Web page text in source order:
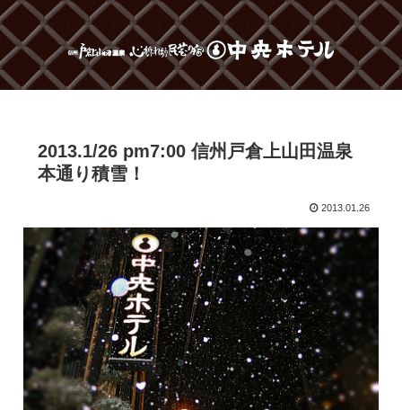
2013.1/26 pm7:00 信州戸倉上山田温泉
本通り積雪！
2013.01.26